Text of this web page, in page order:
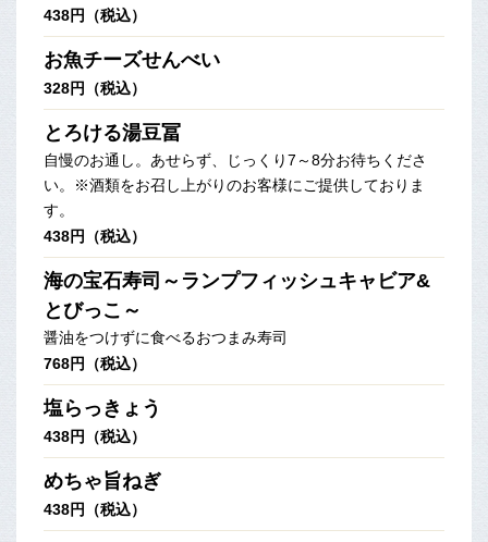
438円（税込）
お魚チーズせんべい
328円（税込）
とろける湯豆冨
自慢のお通し。あせらず、じっくり7～8分お待ちくださ
い。※酒類をお召し上がりのお客様にご提供しておりま
す。
438円（税込）
海の宝石寿司～ランプフィッシュキャビア&
とびっこ～
醤油をつけずに食べるおつまみ寿司
768円（税込）
塩らっきょう
438円（税込）
めちゃ旨ねぎ
438円（税込）